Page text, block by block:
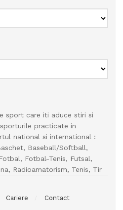
sport care iti aduce stiri si
practicate in
national si international :
Baseball/Softball,
Fotbal-Tenis, Futsal,
Radioamatorism, Tenis, Tir
Cariere Contact